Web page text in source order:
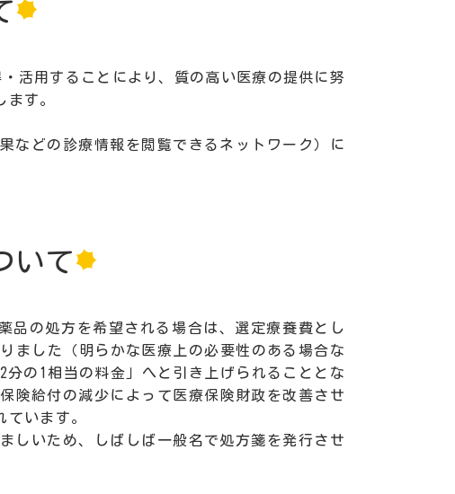
活用することにより、質の高い医療の提供に努
す。
などの診療情報を閲覧できるネットワーク）に
いて
品の処方を希望される場合は、選定療養費とし
ました（明らかな医療上の必要性のある場合な
の1相当の料金」へと引き上げられることとな
険給付の減少によって医療保険財政を改善させ
います。
しいため、しばしば一般名で処方箋を発行させ